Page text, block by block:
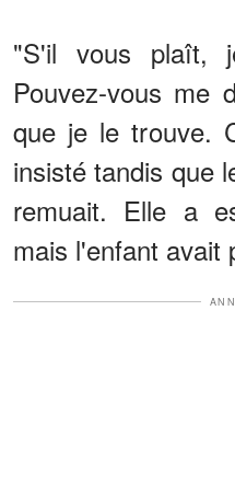
"S'il vous plaît,
Pouvez-vous
que je le trouve.
insisté tandis que
remuait. Elle a
mais l'enfant avait